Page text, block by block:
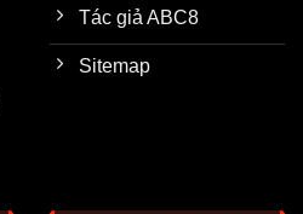
Tác giả ABC8
Sitemap